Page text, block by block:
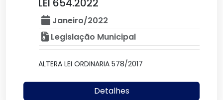
LEI 654.2022
Janeiro/2022
Legislação Municipal
ALTERA LEI ORDINARIA 578/2017
Detalhes